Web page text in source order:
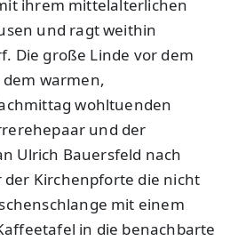
ihrem mittelalterlichen
und ragt weithin
Die große Linde vor dem
warmen,
wohltuenden
und der
Ulrich Bauersfeld nach
der Kirchenpforte die nicht
mit einem
in die benachbarte